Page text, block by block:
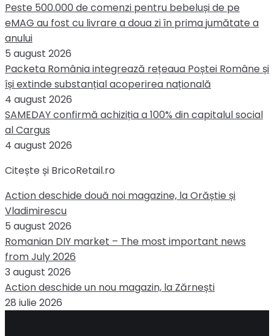
Peste 500.000 de comenzi pentru bebeluși de pe
eMAG au fost cu livrare a doua zi în prima jumătate a
anului
5 august 2026
Packeta România integrează rețeaua Poștei Române și
își extinde substanțial acoperirea națională
4 august 2026
SAMEDAY confirmă achiziția a 100% din capitalul social
al Cargus
4 august 2026
Citește și BricoRetail.ro
Action deschide două noi magazine, la Orăștie și
Vladimirescu
5 august 2026
Romanian DIY market – The most important news
from July 2026
3 august 2026
Action deschide un nou magazin, la Zărnești
28 iulie 2026